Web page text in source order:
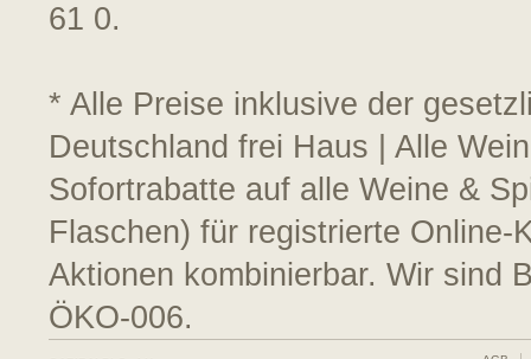
61 0.
* Alle Preise inklusive der
Deutschland frei Haus | Alle
Sofortrabatte auf alle Weine &
Flaschen) für registrierte
Aktionen kombinierbar. Wir sind
ÖKO-006.